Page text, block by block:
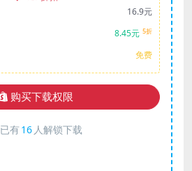
16.9元
8.45元 5折
免费
购买下载权限
已有16 人解锁下载